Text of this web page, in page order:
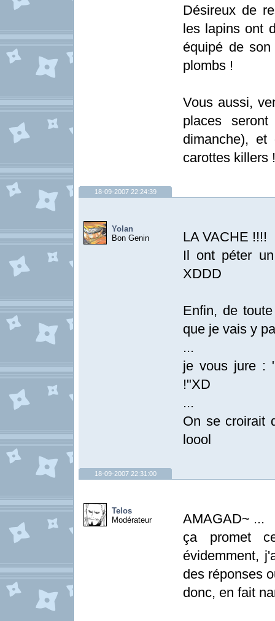
Désireux de
les lapins ont
équipé de
plombs !
Vous aussi,
places
dimanche),
carottes killers !
18-09-2007 22:24:39
Yolan
Bon Genin
LA VACHE !!!!
Il ont péter
XDDD
Enfin, de
que je vais y
...
je vous jure :
!"XD
...
On se croirait
loool
18-09-2007 22:31:00
Telos
Modérateur
AMAGAD~ ...
ça promet
évidemment,
des réponses
donc, en fait